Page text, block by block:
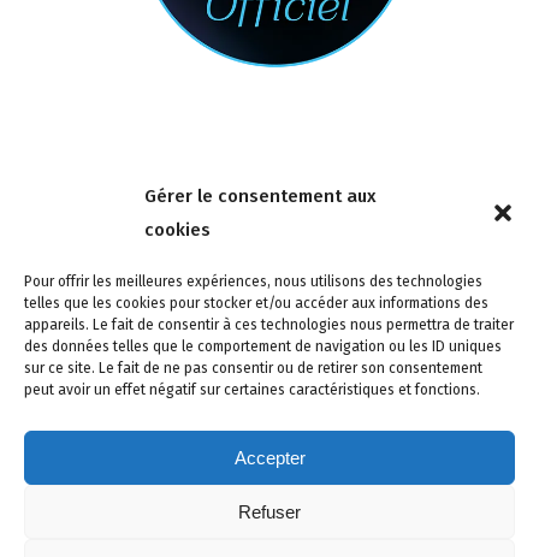
Gérer le consentement aux
cookies
Pour offrir les meilleures expériences, nous utilisons des technologies
telles que les cookies pour stocker et/ou accéder aux informations des
appareils. Le fait de consentir à ces technologies nous permettra de traiter
des données telles que le comportement de navigation ou les ID uniques
sur ce site. Le fait de ne pas consentir ou de retirer son consentement
peut avoir un effet négatif sur certaines caractéristiques et fonctions.
Accepter
Refuser
4 rue de la Tour 85150 Les Achards